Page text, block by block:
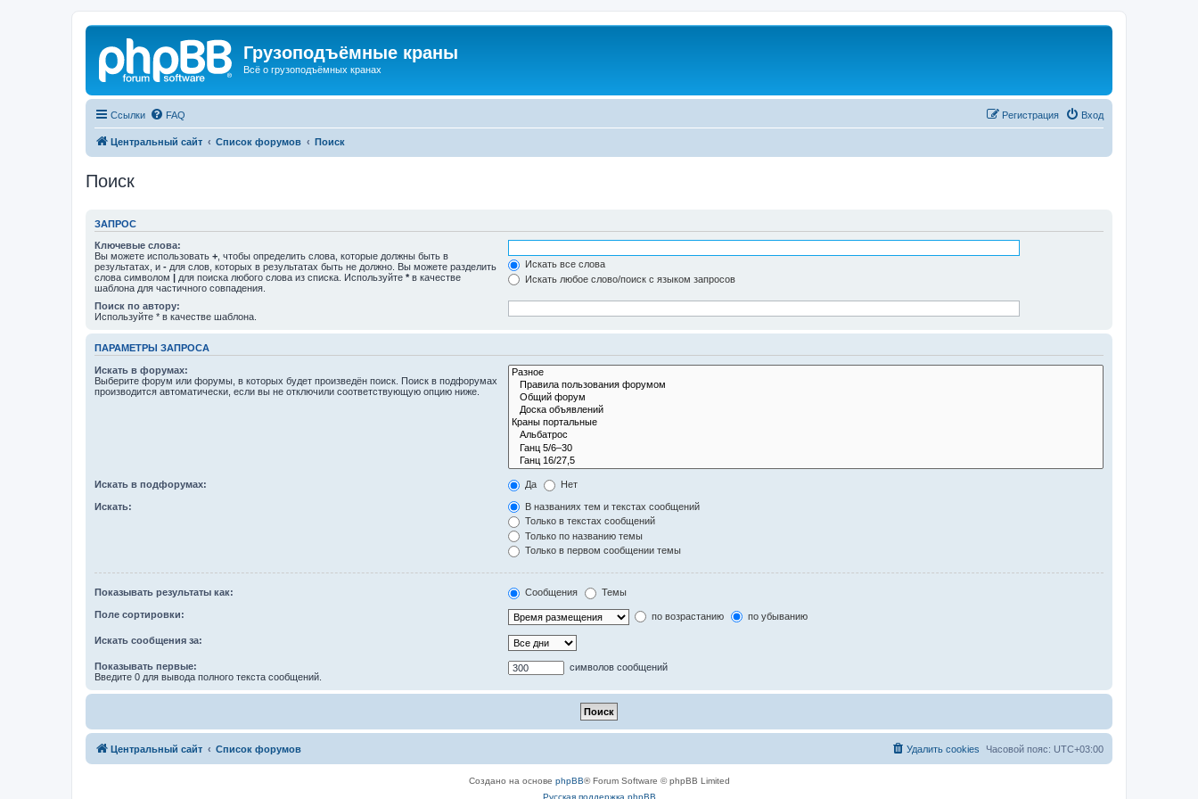
Грузоподъёмные краны
Всё о грузоподъёмных кранах
Ссылки FAQ Вход
Регистрация
Центральный сайт Список форумов Поиск
Поиск
ЗАПРОС
Ключевые слова:
Вы можете использовать + , чтобы определить слова, которые должны быть в
результатах, и - для слов, которых в результатах быть не должно. Вы можете разделить
слова символом | для поиска любого слова из списка. Используйте * в качестве
шаблона для частичного совпадения.
Искать все слова
Искать любое слово/поиск с языком запросов
Поиск по автору:
Используйте * в качестве шаблона.
ПАРАМЕТРЫ ЗАПРОСА
Искать в форумах:
Выберите форум или форумы, в которых будет произведён поиск. Поиск в подфорумах
производится автоматически, если вы не отключили соответствующую опцию ниже.
Искать в подфорумах: Да Нет
Искать:
В названиях тем и текстах сообщений
Только в текстах сообщений
Только по названию темы
Только в первом сообщении темы
Показывать результаты как: Сообщения Темы
Поле сортировки: по возрастанию по убыванию
Искать сообщения за:
Показывать первые:
Введите 0 для вывода полного текста сообщений.
символов сообщений
Центральный сайт Список форумов Часовой пояс: UTC+03:00
Удалить cookies
Создано на основе phpBB® Forum Software © phpBB Limited
Русская поддержка phpBB